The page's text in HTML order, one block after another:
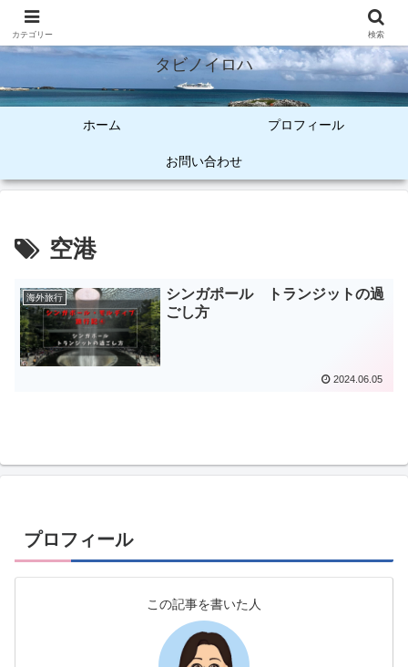
タビノイロハ
ホーム プロフィール
お問い合わせ
空港
海外旅行
シンガポール トランジットの過
ごし方
2024.06.05
プロフィール
この記事を書いた人
カテゴリー 検索